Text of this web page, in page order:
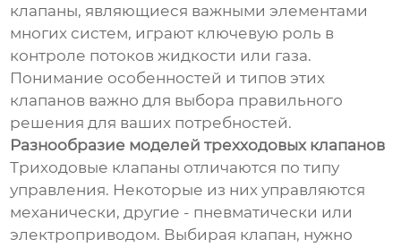
клапаны, являющиеся важными элементами
многих систем, играют ключевую роль в
контроле потоков жидкости или газа.
Понимание особенностей и типов этих
клапанов важно для выбора правильного
решения для ваших потребностей.
Разнообразие моделей трехходовых клапанов
Триходовые клапаны отличаются по типу
управления. Некоторые из них управляются
механически, другие - пневматически или
электроприводом. Выбирая клапан, нужно